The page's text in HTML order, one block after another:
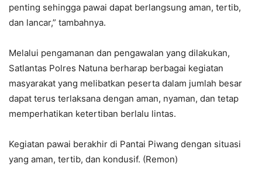
penting sehingga pawai dapat berlangsung aman, tertib,
dan lancar,” tambahnya.
Melalui pengamanan dan pengawalan yang dilakukan,
Satlantas Polres Natuna berharap berbagai kegiatan
masyarakat yang melibatkan peserta dalam jumlah besar
dapat terus terlaksana dengan aman, nyaman, dan tetap
memperhatikan ketertiban berlalu lintas.
Kegiatan pawai berakhir di Pantai Piwang dengan situasi
yang aman, tertib, dan kondusif. (Remon)